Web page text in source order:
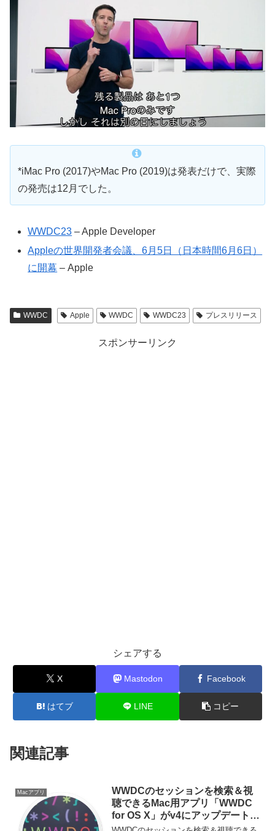
*iMac Pro (2017)やMac Pro (2019)は発表だけで、実際
の発売は12月でした。
WWDC23 – Apple Developer
Appleの世界開発者会議、6月5日（日本時間6月6日）
に開幕 – Apple
WWDC Apple WWDC WWDC23 プレスリリース
スポンサーリンク
シェアする
X Mastodon Facebook
はてブ LINE コピー
関連記事
Macアプリ
WWDCのセッションを検索＆視
聴できるMac用アプリ「WWDC
for OS X」がv4にアップデート
し、WWDC 2016セッションのス